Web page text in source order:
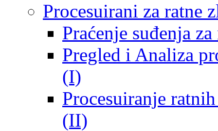
Procesuirani za ratne
Praćenje suđenja
Pregled i Analiza
(I)
Procesuiranje
(II)